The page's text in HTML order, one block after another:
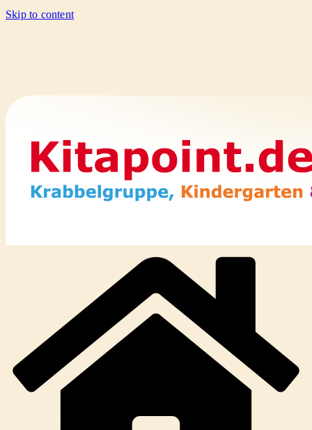
Skip to content